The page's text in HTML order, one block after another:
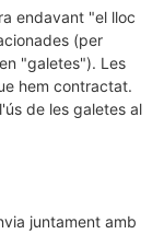
endavant "el lloc
(per
"galetes"). Les
hem contractat.
de les galetes al
juntament amb